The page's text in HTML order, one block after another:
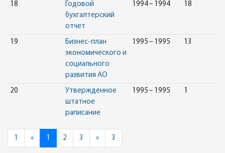
18
Годовой
бухгалтерский
отчет
1994 – 1994 18
19
Бизнес-план
экономического и
социального
развития АО
1995 – 1995 13
20
Утвержденное
штатное
раписание
1995 – 1995 1
1 «Previous
1 2 3 »Next3